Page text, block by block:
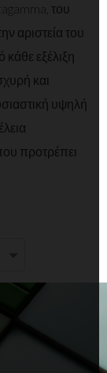
του
αριστεία του
εξέλιξη
και
υψηλή
προτρέπει